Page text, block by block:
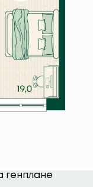
генплане